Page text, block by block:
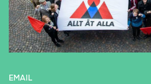
EMAIL